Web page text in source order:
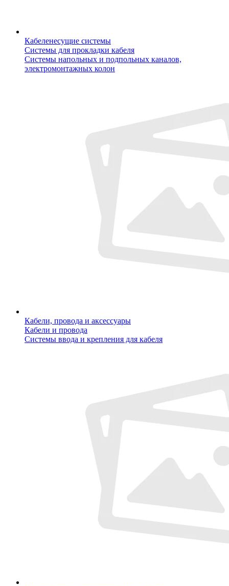
Кабеленесущие системы
Системы для прокладки кабеля
Системы напольных и подпольных каналов,
электромонтажных колон
Кабели, провода и аксессуары
Кабели и провода
Системы ввода и крепления для кабеля